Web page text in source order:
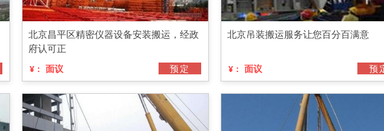
北京昌平区精密仪器设备安装搬运，经政
府认可正
¥： 面议 预定
北京吊装搬运服务让您百分百满意
¥： 面议 预